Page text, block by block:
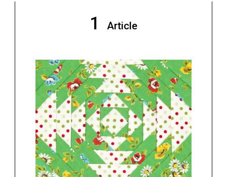
1 Article